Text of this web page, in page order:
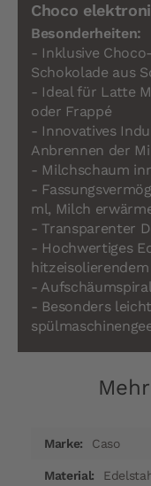
Choco
Besonderheiten:
- Inklusive
Schokolade aus
- Ideal für Latte
oder Frappé
- Innovatives
Anbrennen der
- Milchschaum
-
ml, Milch
- Transparenter
- Hochwertiges
-
- Besonders
InformationenCaso